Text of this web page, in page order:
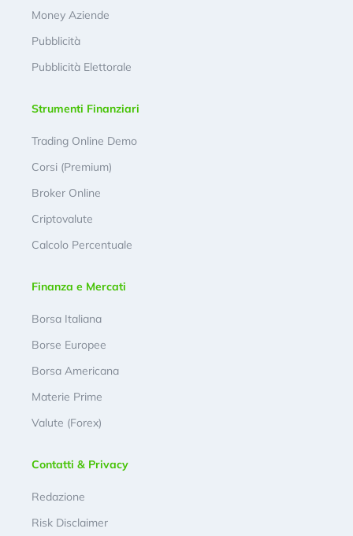
Money Aziende
Pubblicità
Pubblicità Elettorale
Strumenti Finanziari
Trading Online Demo
Corsi (Premium)
Broker Online
Criptovalute
Calcolo Percentuale
Finanza e Mercati
Borsa Italiana
Borse Europee
Borsa Americana
Materie Prime
Valute (Forex)
Contatti & Privacy
Redazione
Risk Disclaimer